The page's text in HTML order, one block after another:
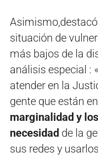
situación de
más bajos de la
análisis especial :
atender en la
gente que están en
marginalidad y
necesidad de la
sus redes y